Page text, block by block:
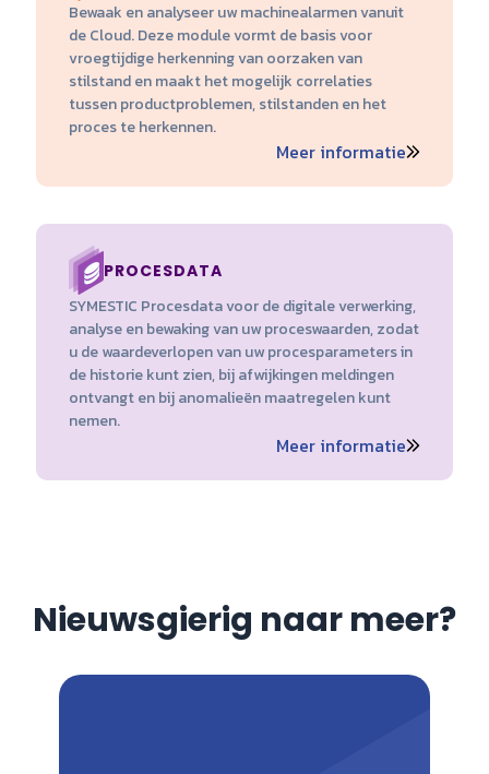
Bewaak en analyseer uw machinealarmen vanuit
de Cloud. Deze module vormt de basis voor
vroegtijdige herkenning van oorzaken van
stilstand en maakt het mogelijk correlaties
tussen productproblemen, stilstanden en het
proces te herkennen.
Meer informatie
PROCESDATA
SYMESTIC Procesdata voor de digitale verwerking,
analyse en bewaking van uw proceswaarden, zodat
u de waardeverlopen van uw procesparameters in
de historie kunt zien, bij afwijkingen meldingen
ontvangt en bij anomalieën maatregelen kunt
nemen.
Meer informatie
Nieuwsgierig naar meer?